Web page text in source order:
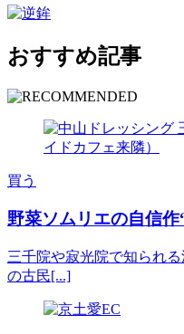
おすすめ記事
買う
野菜ソムリエの自信作
三千院や寂光院で知られ
の古民[...]